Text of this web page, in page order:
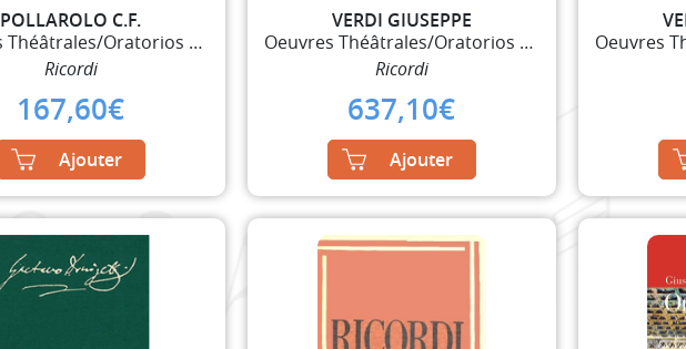
POLLAROLO C.F.
Oeuvres Théâtrales/Oratorios et Ballets
Ricordi
167,60€
Ajouter
VERDI GIUSEPPE
Oeuvres Théâtrales/Oratorios et Ballets
Ricordi
637,10€
Ajouter